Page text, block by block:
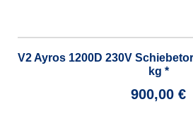
V2 Ayros 1200D 230V
kg *
900,00 €